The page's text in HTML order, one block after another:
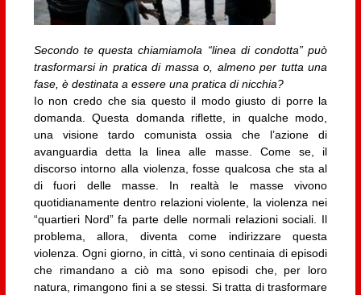
Secondo te questa chiamiamola “linea di condotta” può
trasformarsi in pratica di massa o, almeno per tutta una
fase, è destinata a essere una pratica di nicchia?
Io non credo che sia questo il modo giusto di porre la
domanda. Questa domanda riflette, in qualche modo,
una visione tardo comunista ossia che l’azione di
avanguardia detta la linea alle masse. Come se, il
discorso intorno alla violenza, fosse qualcosa che sta al
di fuori delle masse. In realtà le masse vivono
quotidianamente dentro relazioni violente, la violenza nei
“quartieri Nord” fa parte delle normali relazioni sociali. Il
problema, allora, diventa come indirizzare questa
violenza. Ogni giorno, in città, vi sono centinaia di episodi
che rimandano a ciò ma sono episodi che, per loro
natura, rimangono fini a se stessi. Si tratta di trasformare